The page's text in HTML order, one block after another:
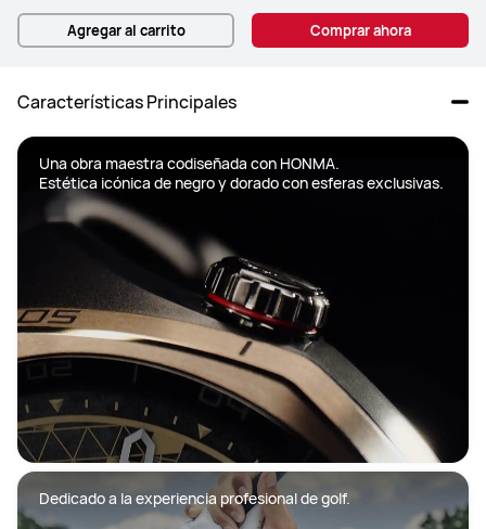
Agregar al carrito Comprar ahora
Características Principales
Una obra maestra codiseñada con HONMA.
Dedicado a la experiencia profesional de golf.